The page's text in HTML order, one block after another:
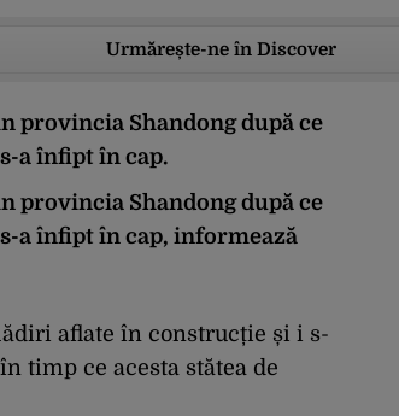
Urmărește-ne în Discover
provincia Shandong după ce
a înfipt în cap.
provincia Shandong după ce
a înfipt în cap, informează
aflate în construcție și i s-
timp ce acesta stătea de